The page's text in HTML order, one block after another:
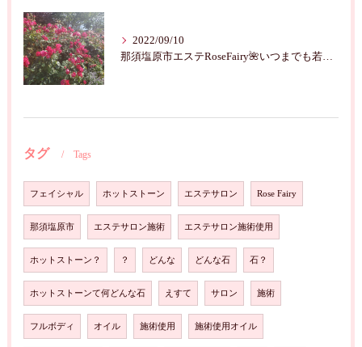
2022/09/10
那須塩原市エステRoseFairy🌺いつまでも若々しく綺麗に💝
タグ Tags
フェイシャル ホットストーン エステサロン Rose Fairy
那須塩原市 エステサロン施術 エステサロン施術使用
ホットストーン？ ？ どんな どんな石 石？
ホットストーンて何どんな石 えすて サロン 施術
フルボディ オイル 施術使用 施術使用オイル